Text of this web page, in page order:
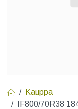
Kauppa
IF800/70R38